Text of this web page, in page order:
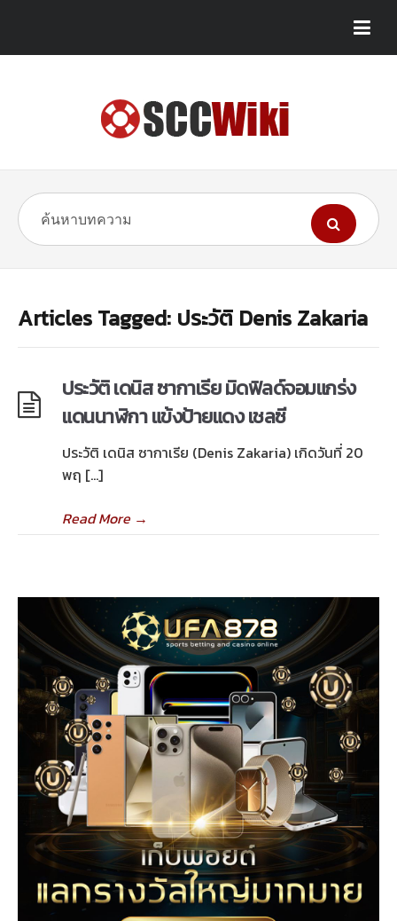
Articles Tagged: ประวัติ Denis Zakaria
ประวัติ เดนิส ซากาเรีย มิดฟิลด์จอมแกร่ง
แดนนาฬิกา แข้งป้ายแดง เชลซี
ประวัติ เดนิส ซากาเรีย (Denis Zakaria) เกิดวันที่ 20
พฤ […]
Read More→